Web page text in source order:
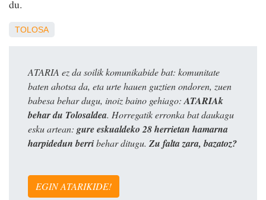
du.
TOLOSA
ATARIA ez da soilik komunikabide bat: komunitate
baten ahotsa da, eta urte hauen guztien ondoren, zuen
babesa behar dugu, inoiz baino gehiago: ATARIAk
behar du Tolosaldea. Horregatik erronka bat daukagu
esku artean: gure eskualdeko 28 herrietan hamarna
harpidedun berribehar ditugu. Zu falta zara, bazatoz?
EGIN ATARIKIDE!